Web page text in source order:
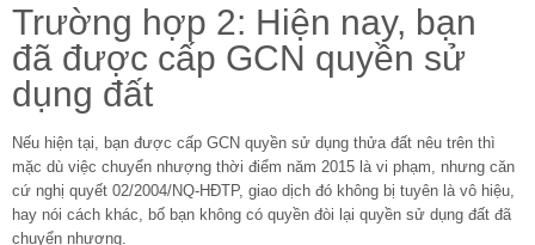
Trường hợp 2: Hiện nay, bạn
đã được cấp GCN quyền sử
dụng đất
Nếu hiện tại, bạn được cấp GCN quyền sử dụng thửa đất nêu trên thì
mặc dù việc chuyển nhượng thời điểm năm 2015 là vi phạm, nhưng căn
cứ nghị quyết 02/2004/NQ-HĐTP, giao dịch đó không bị tuyên là vô hiệu,
hay nói cách khác, bố bạn không có quyền đòi lại quyền sử dụng đất đã
chuyển nhượng.